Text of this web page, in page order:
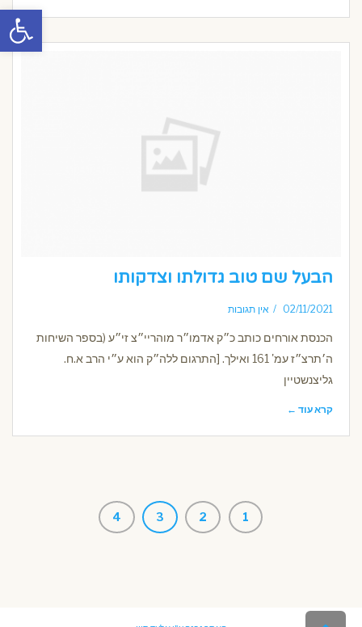
פתח
הבעל שם טוב גדולתו וצדקותו
02/11/2021 אין תגובות
הכנסת אורחים כותב כ״ק אדמו״ר מוהריי״צ זי״ע (בספר השיחות
ה׳תרצ״ז עמ' 161 ואילך. [התרגום ללה״ק הוא ע״י הרב א.ח.
גליצנשטיין
קרא עוד ←
1
2
3
4